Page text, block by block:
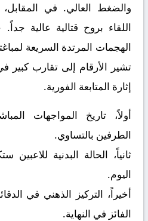
والضغط العالي. في
اللقاء بروح قتالية عالية
الهجمات المرتدة السريعة
تشير الأرقام إلى تقارب كبير
إثارة المتابعة الفورية.
أولاً، تاريخ المواجهات
الطرفين بالتساوي.
ثانياً، الحالة البدنية
اليوم.
أخيراً، التركيز الذهني في
الفائز في النهاية.